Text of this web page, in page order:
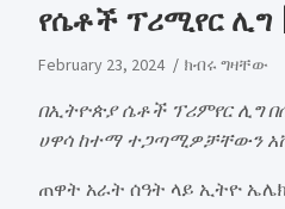
የሴቶች ፕሪሚየር ሊግ
February 23, 2024 ክብሩ ግዛቸው
በኢትዮጵያ ሴቶች ፕሪምየር ሊግ
ሀዋሳ ከተማ ተጋጣሚዎቻቸውን
ጠዋት አራት ሰዓት ላይ ኢትዮ